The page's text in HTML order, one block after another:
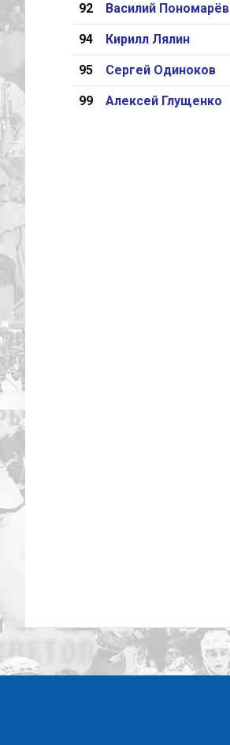
92 Василий Пономарёв
94 Кирилл Лялин
95 Сергей Одиноков
99 Алексей Глущенко